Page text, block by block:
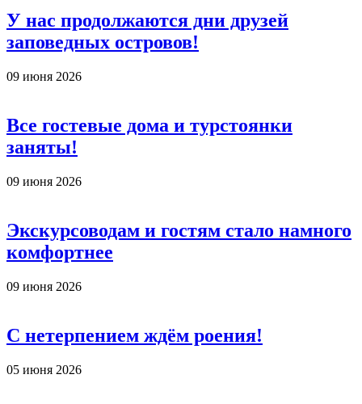
У нас продолжаются дни друзей
заповедных островов!
09 июня 2026
Все гостевые дома и турстоянки
заняты!
09 июня 2026
Экскурсоводам и гостям стало намного
комфортнее
09 июня 2026
С нетерпением ждём роения!
05 июня 2026